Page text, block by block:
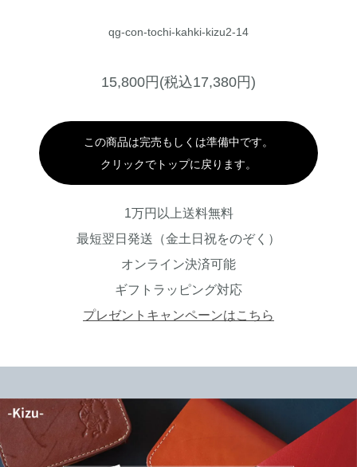
qg-con-tochi-kahki-kizu2-14
15,800円(税込17,380円)
この商品は完売もしくは準備中です。
クリックでトップに戻ります。
1万円以上送料無料
最短翌日発送（金土日祝をのぞく）
オンライン決済可能
ギフトラッピング対応
プレゼントキャンペーンはこちら